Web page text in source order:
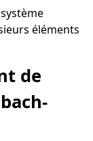
éléments
de